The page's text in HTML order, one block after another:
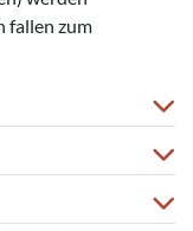
fallen zum